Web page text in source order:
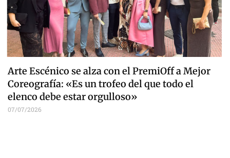
Arte Escénico se alza con el PremiOff a Mejor
Coreografía: «Es un trofeo del que todo el
elenco debe estar orgulloso»
07/07/2026